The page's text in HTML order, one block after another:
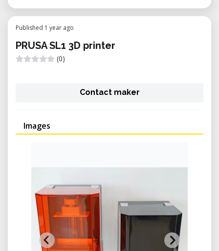
Published 1 year ago
PRUSA SL1 3D printer
(0)
Contact maker
Images